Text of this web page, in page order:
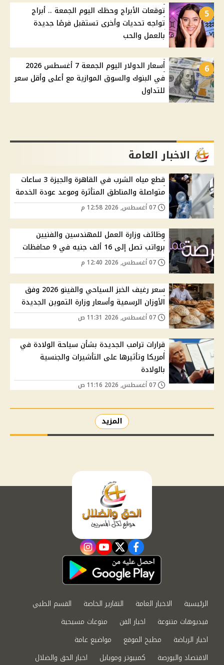
5
توقعات الأبراج وحظك اليوم الجمعة .. أبراج
تواجه تحديات وأخرى تستقبل فرصًا جديدة
بالعمل والحب
6
أسعار الدولار اليوم الجمعة 7 أغسطس 2026
في البنوك والسوق الموازية مع أعلى وأقل سعر
للتداول
الاخبار العامة
قطع مياه الشرب في القاهرة والجيزة 3 ساعات
متواصلة والمناطق المتأثرة وموعد عودة الخدمة
وظائف وزارة العمل للمهندسين والفنيين
برواتب تصل إلى 16 ألف جنيه في 9 محافظات
سعر رغيف الخبز السياحي والفينو 2026 وفق
الأوزان الرسمية وأسعار وزارة التموين الجديدة
قرارات ترامب الجديدة بشأن سياحة الولادة في
أمريكا وتأثيرها على التأشيرات والجنسية
بالولادة
المزيد
facebook
twitter
youtube
instagram
الرئيسية الاخبار العامة التقارير الخاصة
القسم الطبي
فيديوهات متنوعة
اخبار الفن
منوعات مسيحية
اخبار الرياضة
مطبخ الموقع
مواضيع عامة
الاقتصاد والبورصة
كمبيوتر وموبايل اخبار الحق والضلال